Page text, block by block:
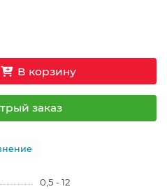
В корзину
заказ
0,5 - 12